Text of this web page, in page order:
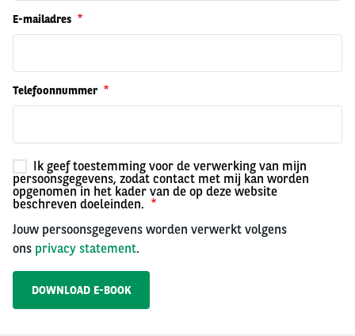
E-mailadres
Telefoonnummer
Ik geef toestemming voor de verwerking van mijn
persoonsgegevens, zodat contact met mij kan worden
opgenomen in het kader van de op deze website
beschreven doeleinden.
Jouw persoonsgegevens worden verwerkt volgens
ons privacy statement.